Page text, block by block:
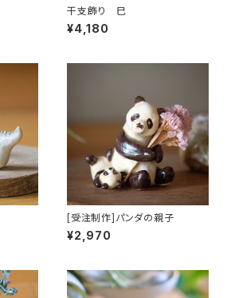
干支飾り 巳
¥4,180
[受注制作]パンダの親子
¥2,970